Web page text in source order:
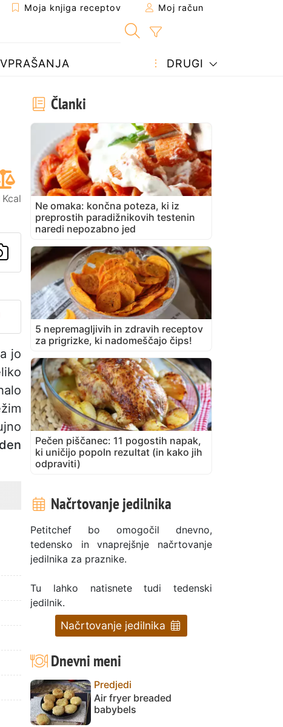
Moja knjiga receptov Moj račun
VPRAŠANJA DRUGI
Kcal
prijatelju
stran vprašanje avtorju
svojo fotografijo tega
jo
Članki
Ne omaka: končna poteza, ki iz
preprostih paradižnikovih testenin
naredi nepozabno jed
5 nepremagljivih in zdravih receptov
za prigrizke, ki nadomeščajo čips!
Pečen piščanec: 11 pogostih napak,
ki uničijo popoln rezultat (in kako jih
odpraviti)
Načrtovanje jedilnika
Petitchef bo omogočil dnevno,
tedensko in vnaprejšnje načrtovanje
jedilnika za praznike.
Tu lahko natisnete tudi tedenski
jedilnik.
Načrtovanje jedilnika
Dnevni meni
Predjedi
Air fryer breaded
babybels